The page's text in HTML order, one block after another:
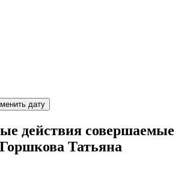
дату
действия совершаемые
Татьяна